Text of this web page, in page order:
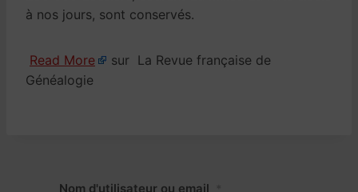
à nos jours, sont conservés.
Read More
sur La Revue française de
Généalogie
Nom d'utilisateur ou email